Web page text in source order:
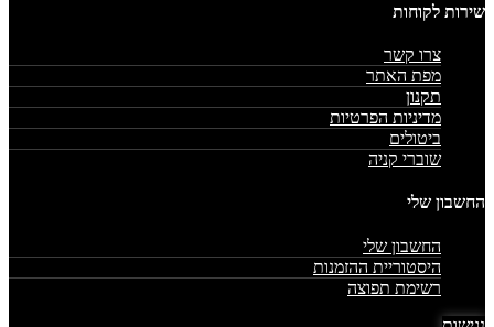
שירות לקוחות
צרו קשר
מפת האתר
תקנון
מדיניות הפרטיות
ביטולים
שוברי קניה
החשבון שלי
החשבון שלי
היסטוריית ההזמנות
רשימת תפוצה